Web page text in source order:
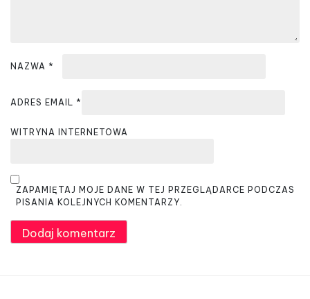
NAZWA *
ADRES EMAIL *
WITRYNA INTERNETOWA
ZAPAMIĘTAJ MOJE DANE W TEJ PRZEGLĄDARCE PODCZAS
PISANIA KOLEJNYCH KOMENTARZY.